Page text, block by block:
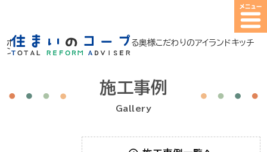
ホーム > 施工事例>解放感のある奥様こだわりのアイランドキッチ
ン
施工事例
Gallery